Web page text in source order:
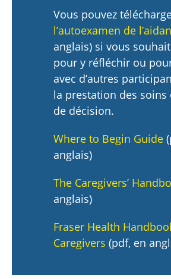
Vous pouvez
l’autoexamen de
anglais) si vous
pour y réfléchir ou
avec d’autres
la prestation des soins
de décision.
Where to Begin Guide
anglais)
The Caregivers’
anglais)
Fraser Health
Caregivers (pdf, en